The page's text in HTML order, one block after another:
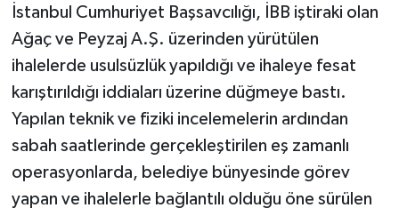
İstanbul Cumhuriyet Başsavcılığı, İBB iştiraki olan
Ağaç ve Peyzaj A.Ş. üzerinden yürütülen
ihalelerde usulsüzlük yapıldığı ve ihaleye fesat
karıştırıldığı iddiaları üzerine düğmeye bastı.
Yapılan teknik ve fiziki incelemelerin ardından
sabah saatlerinde gerçekleştirilen eş zamanlı
operasyonlarda, belediye bünyesinde görev
yapan ve ihalelerle bağlantılı olduğu öne sürülen